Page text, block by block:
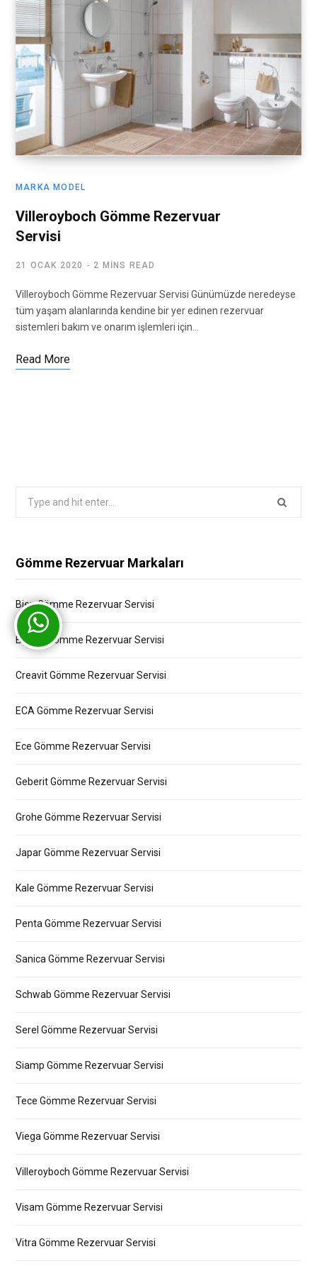
MARKA MODEL
Villeroyboch Gömme Rezervuar
Servisi
21 OCAK 2020 2 MINS READ
Villeroyboch Gömme Rezervuar Servisi Günümüzde neredeyse
tüm yaşam alanlarında kendine bir yer edinen rezervuar
sistemleri bakım ve onarım işlemleri için…
Read More
Gömme Rezervuar Markaları
Bien Gömme Rezervuar Servisi
Bocchi Gömme Rezervuar Servisi
Creavit Gömme Rezervuar Servisi
ECA Gömme Rezervuar Servisi
Ece Gömme Rezervuar Servisi
Geberit Gömme Rezervuar Servisi
Grohe Gömme Rezervuar Servisi
Japar Gömme Rezervuar Servisi
Kale Gömme Rezervuar Servisi
Penta Gömme Rezervuar Servisi
Sanica Gömme Rezervuar Servisi
Schwab Gömme Rezervuar Servisi
Serel Gömme Rezervuar Servisi
Siamp Gömme Rezervuar Servisi
Tece Gömme Rezervuar Servisi
Viega Gömme Rezervuar Servisi
Villeroyboch Gömme Rezervuar Servisi
Visam Gömme Rezervuar Servisi
Vitra Gömme Rezervuar Servisi